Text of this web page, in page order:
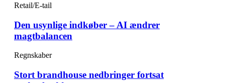
Retail/E-tail
Den usynlige indkøber – AI ændrer
magtbalancen
Regnskaber
Stort brandhouse nedbringer fortsat